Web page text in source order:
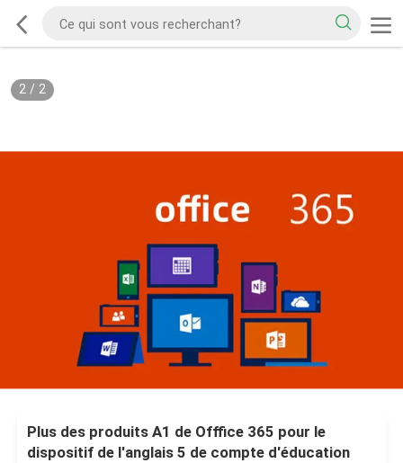
2/ 2
Plus des produits A1 de Offfice 365 pour le
dispositif de l'anglais 5 de compte d'éducation